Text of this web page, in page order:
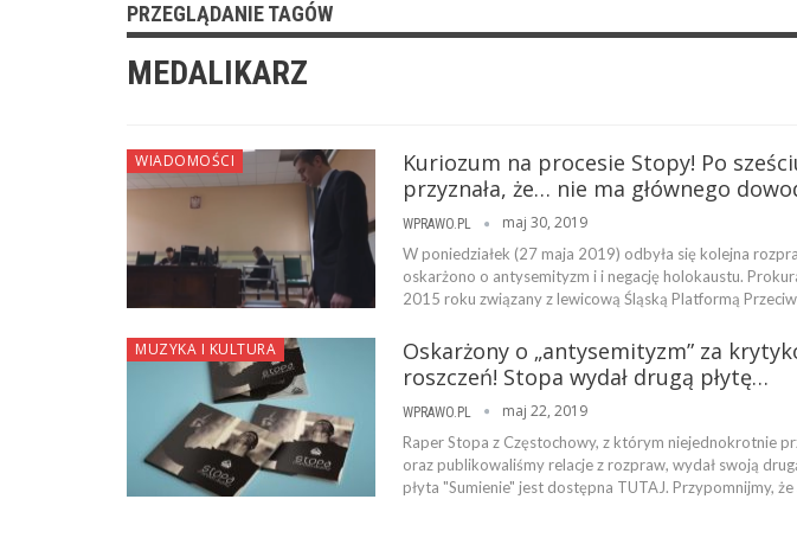
PRZEGLĄDANIE TAGÓW
MEDALIKARZ
WIADOMOŚCI
Kuriozum na procesie Stopy! Po
przyznała, że… nie ma głównego
WPRAWO.PL maj 30, 2019
W poniedziałek (27 maja 2019) odbyła się kolejna
oskarżono o antysemityzm i i negację holokaustu.
2015 roku związany z lewicową Śląską Platformą
MUZYKA I KULTURA
Oskarżony o „antysemityzm” za
roszczeń! Stopa wydał drugą płytę…
WPRAWO.PL maj 22, 2019
Raper Stopa z Częstochowy, z którym niejednokrotnie
oraz publikowaliśmy relacje z rozpraw, wydał swoją
płyta "Sumienie" jest dostępna TUTAJ. Przypomnijmy,